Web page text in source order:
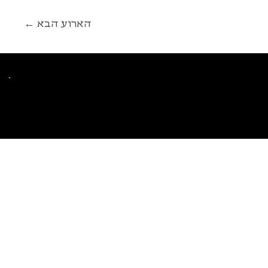
← הארוע הבא